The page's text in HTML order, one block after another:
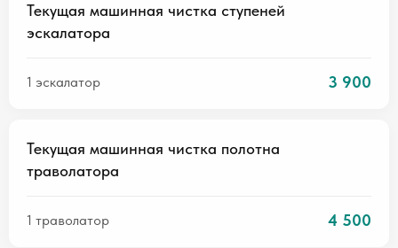
Текущая машинная чистка ступеней
эскалатора
1 эскалатор 3 900
Текущая машинная чистка полотна
траволатора
1 траволатор 4 500